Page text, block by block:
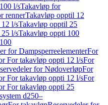
l/sTakavløp for
rennerTakavløp opptil 12
l/sTakavløp opptil 25
l/sTakavløp oppti 100
for DampsperreelementerFor
For takavløp oppti 12 l/sFor
for NødoverløpFor
For takavløp oppti 12 l/sFor
For takavløp oppti 25
d250–